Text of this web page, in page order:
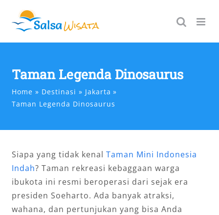
content
Taman Legenda Dinosaurus
Home Destinasi
Jakarta
Taman Legenda Dinosaurus
Siapa yang tidak kenal Taman Mini Indonesia
Indah? Taman rekreasi kebaggaan warga
ibukota ini resmi beroperasi dari sejak era
presiden Soeharto. Ada banyak atraksi,
wahana, dan pertunjukan yang bisa Anda